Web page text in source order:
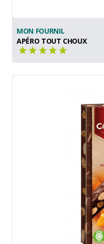
MON FOURNIL
APÉRO TOUT CHOUX